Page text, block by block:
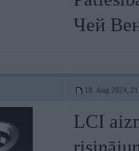
Чей
18. Aug 2024,
LCI